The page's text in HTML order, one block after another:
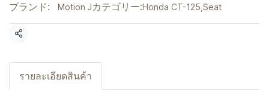
ブランド: Motion Jカテゴリー:Honda CT-125 Seat
共有
รายละเอียดสินค้า